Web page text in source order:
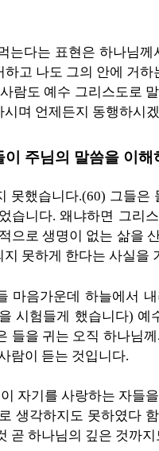
는다는 표현은 하나님
고 나도 그의 안에 거
람도 예수 그리스도로
며 언제든지 동행하시
주님의 말씀을 이해
못했습니다.(60) 그들
습니다. 왜냐하면 그리
으로 생명이 없는 삶을
못하게 한다는 사실을
마음가운데 하늘에서
시험들게 했습니다)
들을 귀는 오직 하나님
람이 듣는 것입니다.
자기를 사랑하는 자들
생각하지도 못하였다
곧 하나님의 깊은 것까